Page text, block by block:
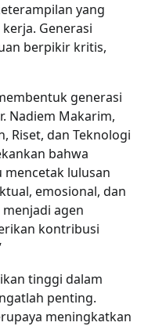
yang
Generasi
berpikir kritis,
generasi
Nadiem Makarim,
Riset, dan Teknologi
bahwa
lulusan
emosional, dan
agen
kontribusi
tinggi dalam
penting.
meningkatkan